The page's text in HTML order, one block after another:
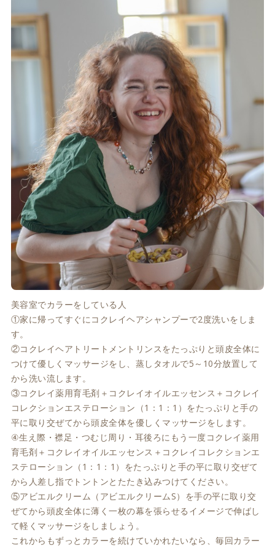
美容室でカラーをしている人
①家に帰ってすぐにコクレイヘアシャンプーで2度洗いをしま
す。
②コクレイヘアトリートメントリンスをたっぷりと頭皮全体に
つけて優しくマッサージをし、蒸しタオルで5～10分放置して
から洗い流します。
③コクレイ薬用育毛剤＋コクレイオイルエッセンス＋コクレイ
コレクションエステローション（1：1：1）をたっぷりと手の
平に取り交ぜてから頭皮全体を優しくマッサージをします。
④生え際・襟足・つむじ周り・耳後ろにもう一度コクレイ薬用
育毛剤＋コクレイオイルエッセンス＋コクレイコレクションエ
ステローション（1：1：1）をたっぷりと手の平に取り交ぜて
から人差し指でトントンとたたき込みつけてください。
⑤アビエルクリーム（アビエルクリームS）を手の平に取り交
ぜてから頭皮全体に薄く一枚の幕を張らせるイメージで伸ばし
て軽くマッサージをしましょう。
これからもずっとカラーを続けていかれたいなら、毎回カラー